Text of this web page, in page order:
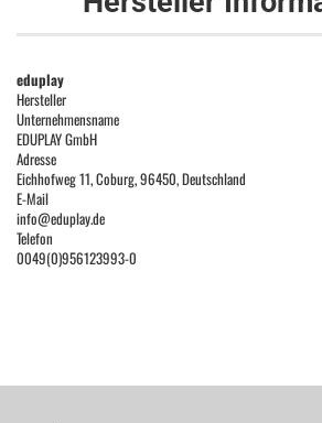
eduplay
Hersteller
Unternehmensname
EDUPLAY GmbH
Adresse
Eichhofweg 11, Coburg, 96450, Deutschland
E-Mail
info@eduplay.de
Telefon
0049(0)956123993-0